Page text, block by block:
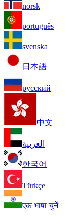
norsk
português
svenska
日本語
русский
中文
العربية
한국어
Türkçe
एक भाषा चुनें